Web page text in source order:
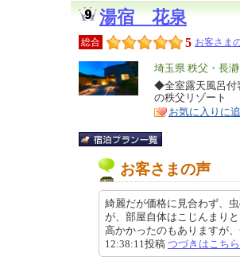
湯宿 花泉
総合 5 お客さま
エ
リ
ア
埼玉県 秩父・長瀞
特
徴
◆全室露天風呂付
の秩父リゾート
お気に入りに
お客さまの声
綺麗だが価格に見合わず、
が、部屋自体はこじんまり
高かかったのもありますが
12:38:11投稿 つづきはこちら